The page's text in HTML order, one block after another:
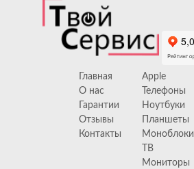
Главная
О нас
Гарантии
Отзывы
Контакты
Apple
Телефоны
Ноутбуки
Планшеты
Моноблоки
ТВ
Мониторы